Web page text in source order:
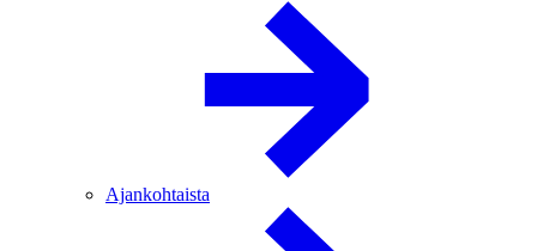
Ajankohtaista